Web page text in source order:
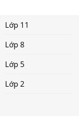
Lớp 11
Lớp 8
Lớp 5
Lớp 2